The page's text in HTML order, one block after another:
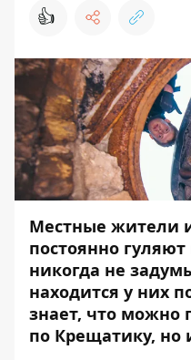
👍
Местные жители
постоянно
никогда не
находится у них
знает, что можно
по Крещатику, но